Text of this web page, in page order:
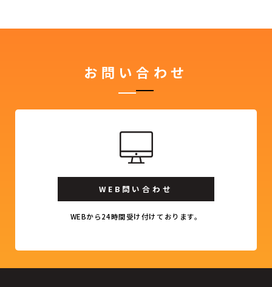
お問い合わせ
WEB問い合わせ
WEBから24時間受け付けております。